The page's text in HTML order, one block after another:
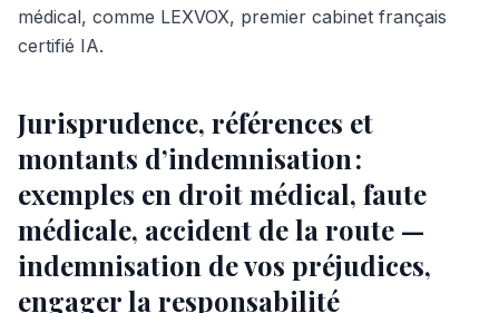
médical, comme LEXVOX, premier cabinet français
certifié IA.
Jurisprudence, références et
montants d’indemnisation :
exemples en droit médical, faute
médicale, accident de la route —
indemnisation de vos préjudices,
engager la responsabilité